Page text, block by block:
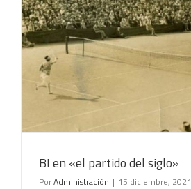
BI en «el partido del siglo»
PorAdministración | 15 diciembre, 2021